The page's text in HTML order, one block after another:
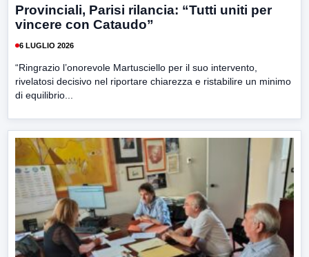
Provinciali, Parisi rilancia: “Tutti uniti per
vincere con Cataudo”
6 LUGLIO 2026
“Ringrazio l’onorevole Martusciello per il suo intervento,
rivelatosi decisivo nel riportare chiarezza e ristabilire un minimo
di equilibrio...